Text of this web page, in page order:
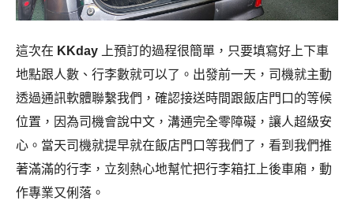
這次在 KKday 上預訂的過程很簡單，只要填寫好上下車
地點跟人數、行李數就可以了。出發前一天，司機就主動
透過通訊軟體聯繫我們，確認接送時間跟飯店門口的等候
位置，因為司機會說中文，溝通完全零障礙，讓人超級安
心。當天司機就提早就在飯店門口等我們了，看到我們推
著滿滿的行李，立刻熱心地幫忙把行李箱扛上後車廂，動
作專業又俐落。